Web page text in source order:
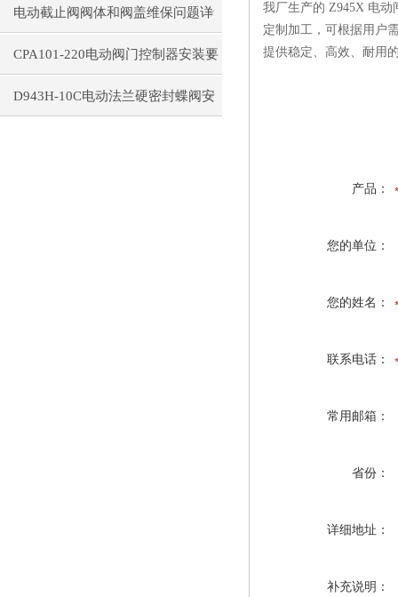
要作用
电动截止阀阀体和阀盖维保问题详
细介绍
CPA101-220电动阀门控制器安装要
注意些细节？
D943H-10C电动法兰硬密封蝶阀安
我厂生产的 Z945X 电
定制加工，可根据用户
提供稳定、高效、耐用
产品：
您的单位：
您的姓名：
联系电话：
常用邮箱：
省份：
详细地址：
补充说明：